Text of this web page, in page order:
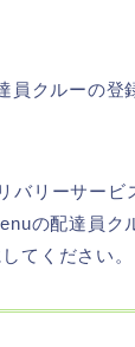
員クルーの登
バリーサービ
の配達員ク
てください。